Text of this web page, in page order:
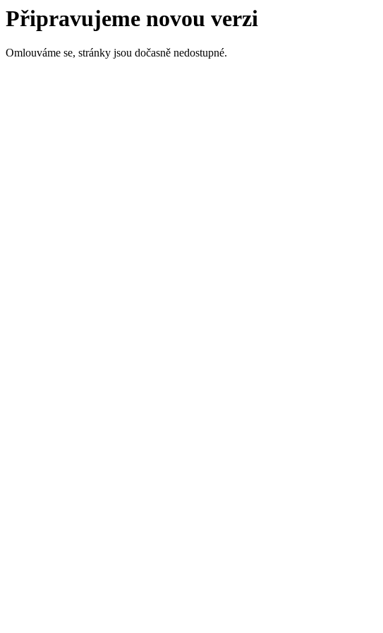
Připravujeme novou verzi
Omlouváme se, stránky jsou dočasně nedostupné.